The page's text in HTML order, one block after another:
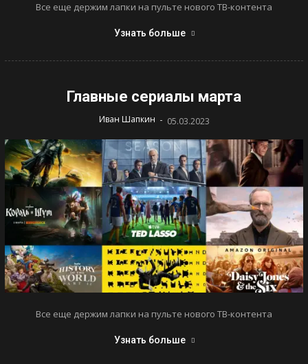
Все еще держим лапки на пульте нового ТВ-контента
Узнать больше
Главные сериалы марта
Иван Шапкин - 05.03.2023
Все еще держим лапки на пульте нового ТВ-контента
Узнать больше